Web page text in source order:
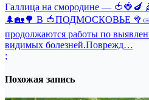
Навигация
по
записям
Галлица на смородине —
🌲🏡🌳 В 🍅ПОДМОСКОВЬЕ 🥦🥒
продолжаются работы по
видимых болезней.Поврежд…
;
Похожая запись